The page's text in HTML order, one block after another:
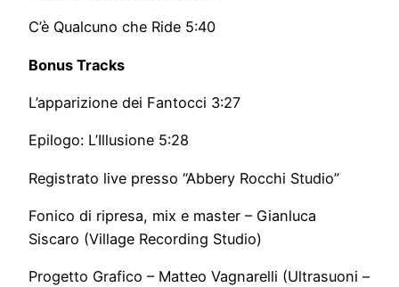
C’è Qualcuno che Ride 5:40
Bonus Tracks
L’apparizione dei Fantocci 3:27
Epilogo: L’Illusione 5:28
Registrato live presso “Abbery Rocchi Studio”
Fonico di ripresa, mix e master – Gianluca
Siscaro (Village Recording Studio)
Progetto Grafico – Matteo Vagnarelli (Ultrasuoni –